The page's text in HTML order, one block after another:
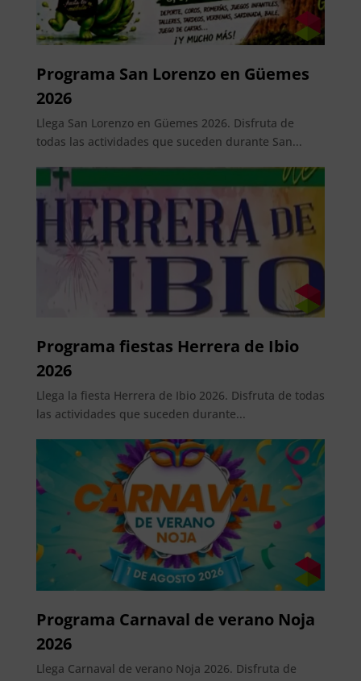
Programa San Lorenzo en Güemes
2026
Llega San Lorenzo en Güemes 2026. Disfruta de
todas las actividades que suceden durante San...
Programa fiestas Herrera de Ibio
2026
Llega la fiesta Herrera de Ibio 2026. Disfruta de todas
las actividades que suceden durante...
Programa Carnaval de verano Noja
2026
Llega Carnaval de verano Noja 2026. Disfruta de